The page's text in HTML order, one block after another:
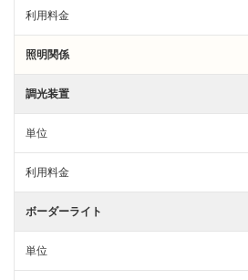
利用料金
照明関係
調光装置
単位
利用料金
ボーダーライト
単位